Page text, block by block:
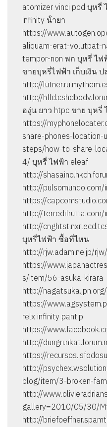
atomizer vinci pod บุหรี่
infinity น้ํายา
https://
aliquam-erat-volutpat-
tempor-non พก บุหรี่ ไ
ขายบุหรี่ไฟฟ้า เก็บเงิน
http://
http://
องุ่น ยาว htpc ขาย บุหรี่
https://
share-phones-
steps/how-to-share-
4/ บุหรี่ ไฟฟ้า eleaf
http://
http://
https://
http://
http://
บุหรี่ไฟฟ้า ซื้อที่ไหน
http://rjw.adam.ne.jp/
https://
s/item/56-asuka-kirara
http://
https://
relx infinity pantip
https://
http://
https://
http://
blog/item/3-broken-
http://
gallery=2010/05/30/
http://